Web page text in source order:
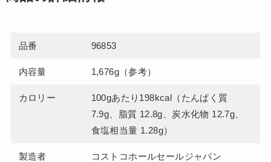
品番 96853
内容量 1,676g（参考）
カロリー
100gあたり198kcal（たんぱく質
7.9g、脂質 12.8g、炭水化物 12.7g、
食塩相当量 1.28g）
製造者 コストコホールセールジャパン